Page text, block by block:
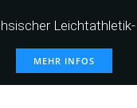
MEHR INFOS